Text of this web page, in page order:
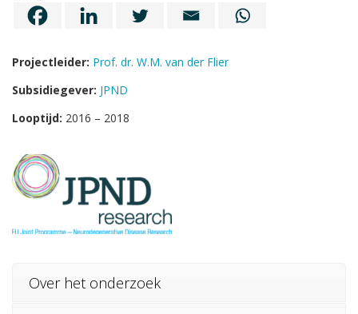
Projectleider: Prof. dr. W.M. van der Flier
Subsidiegever: JPND
Looptijd: 2016 – 2018
Over het onderzoek